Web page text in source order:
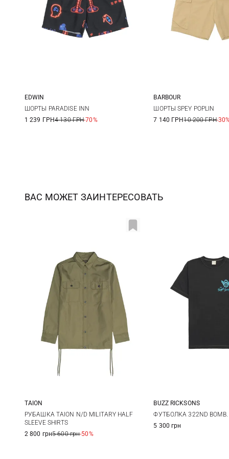
S M
EDWIN
ШОРТЫ PARADISE INN
1 239 ГРН4 130 ГРН-70%
M L
BARBOUR
ШОРТЫ SPEY POPLIN
7 140 ГРН10 200 ГРН-
ВАС МОЖЕТ ЗАИНТЕРЕСОВАТЬ
S M L XL
XXL
TAION
РУБАШКА TAION N/D MILITARY HALF
SLEEVE SHIRTS
2 800 грн5 600 грн-50%
M L
BUZZ RICKSONS
ФУТБОЛКА 322ND BOMB.
5 300 грн